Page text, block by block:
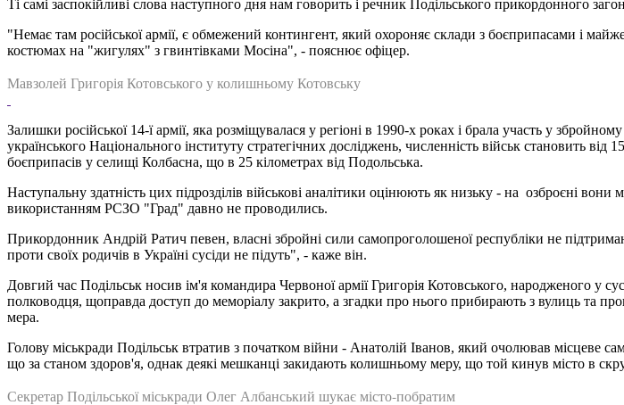
Ті самі заспокійливі слова наступного дня нам говорить і речник Подільського прикордонного
"Немає там російської армії, є обмежений контингент, який охороняє склади з боєприпасами і
костюмах на "жигулях" з гвинтівками Мосіна", - пояснює офіцер.
Мавзолей Григорія Котовського у колишньому Котовську
Залишки російської 14-ї армії, яка розміщувалася у регіоні в 1990-х роках і брала участь у
українського Національного інституту стратегічних досліджень, численність військ становить
боєприпасів у селищі Колбасна, що в 25 кілометрах від Подольська.
Наступальну здатність цих підрозділів військові аналітики оцінюють як низьку - на озброєні
використанням РСЗО "Град" давно не проводились.
Прикордонник Андрій Ратич певен, власні збройні сили самопроголошеної республіки не
проти своїх родичів в Україні сусіди не підуть", - каже він.
Довгий час Подільськ носив ім'я командира Червоної армії Григорія Котовського, народженого у
полководця, щоправда доступ до меморіалу закрито, а згадки про нього прибирають з вулиць та
мера.
Голову міськради Подільськ втратив з початком війни - Анатолій Іванов, який очолював місцеве
що за станом здоров'я, однак деякі мешканці закидають колишньому меру, що той кинув місто в
Секретар Подільської міськради Олег Албанський шукає місто-побратим